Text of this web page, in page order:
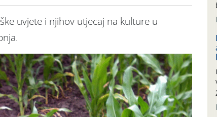
uvjete i njihov utjecaj na kulture u